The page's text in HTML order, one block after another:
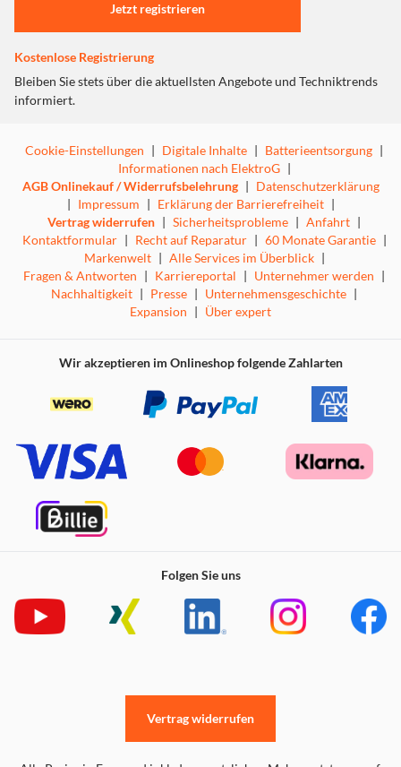
Jetzt registrieren
Kostenlose Registrierung
Bleiben Sie stets über die aktuellsten Angebote und Techniktrends
informiert.
Cookie-Einstellungen | Digitale Inhalte | Batterieentsorgung |
Informationen nach ElektroG |
AGB Onlinekauf / Widerrufsbelehrung | Datenschutzerklärung
| Impressum | Erklärung der Barrierefreiheit |
Vertrag widerrufen | Sicherheitsprobleme | Anfahrt |
Kontaktformular | Recht auf Reparatur | 60 Monate Garantie |
Markenwelt | Alle Services im Überblick |
Fragen & Antworten | Karriereportal | Unternehmer werden |
Nachhaltigkeit | Presse | Unternehmensgeschichte |
Expansion | Über expert
Wir akzeptieren im Onlineshop folgende Zahlarten
Folgen Sie uns
Vertrag widerrufen